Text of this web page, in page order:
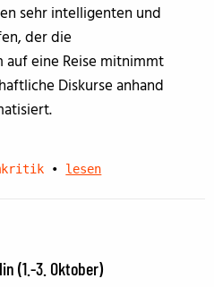
sehr intelligenten und
der die
auf eine Reise mitnimmt
Diskurse anhand
• lesen
(1.-3. Oktober)